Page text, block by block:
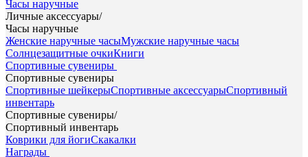
Часы наручные
Личные аксессуары/
Часы наручные
Женские наручные часыМужские наручные часы
Солнцезащитные очкиКниги
Спортивные сувениры
Спортивные сувениры
Спортивные шейкерыСпортивные аксессуарыСпортивный
инвентарь
Спортивные сувениры/
Спортивный инвентарь
Коврики для йогиСкакалки
Награды